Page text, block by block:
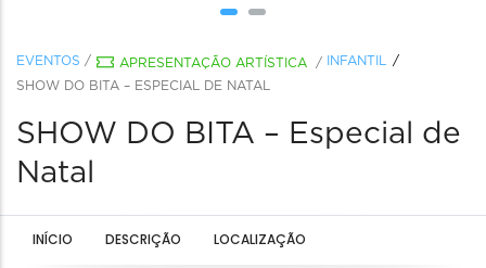
EVENTOS / APRESENTAÇÃO ARTÍSTICA /
INFANTIL
SHOW DO BITA – ESPECIAL DE NATAL
SHOW DO BITA – Especial de
Natal
INÍCIO DESCRIÇÃO LOCALIZAÇÃO